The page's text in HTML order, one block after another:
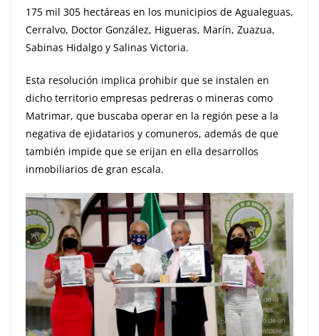
175 mil 305 hectáreas en los municipios de Agualeguas,
Cerralvo, Doctor González, Higueras, Marín, Zuazua,
Sabinas Hidalgo y Salinas Victoria.
Esta resolución implica prohibir que se instalen en
dicho territorio empresas pedreras o mineras como
Matrimar, que buscaba operar en la región pese a la
negativa de ejidatarios y comuneros, además de que
también impide que se erijan en ella desarrollos
inmobiliarios de gran escala.